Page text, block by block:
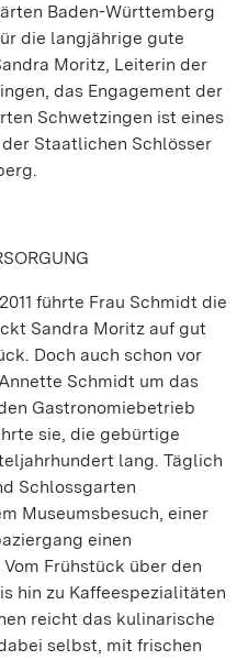
Baden-Württemberg
die langjährige gute
Moritz, Leiterin der
das Engagement der
Schwetzingen ist eines
Staatlichen Schlösser
führte Frau Schmidt die
Sandra Moritz auf gut
Doch auch schon vor
Schmidt um das
Gastronomiebetrieb
sie, die gebürtige
lang. Täglich
Schlossgarten
Museumsbesuch, einer
einen
Frühstück über den
hin zu Kaffeespezialitäten
reicht das kulinarische
selbst, mit frischen